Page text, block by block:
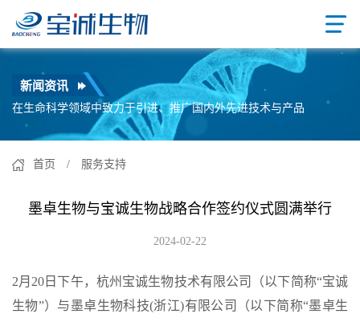
新闻资讯
在生命科学领域中致力于引进、推广国内外先进技术与产品
首页 / 服务支持
墨卓生物与宝诚生物战略合作签约仪式圆满举行
2024-02-22
2月20日下午，杭州宝诚生物技术有限公司（以下简称“宝诚
生物”）与墨卓生物科技(浙江)有限公司（以下简称“墨卓生